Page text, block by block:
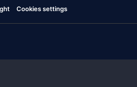
Cookies settings